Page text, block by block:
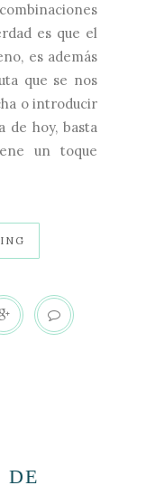
es que el
es además
que se nos
o introducir
de hoy, basta
un toque
DE